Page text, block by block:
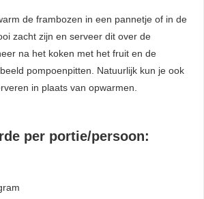
de frambozen in een pannetje of in de
zacht zijn en serveer dit over de
na het koken met het fruit en de
pompoenpitten. Natuurlijk kun je ook
in plaats van opwarmen.
per portie/persoon: